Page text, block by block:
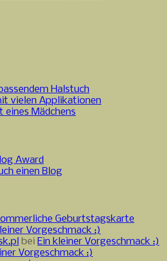
Halstuch
vielen Applikationen
eines Mädchens
Award
einen Blog
Geburtstagskarte
Vorgeschmack :)
bei Ein kleiner Vorgeschmack :)
Vorgeschmack :)